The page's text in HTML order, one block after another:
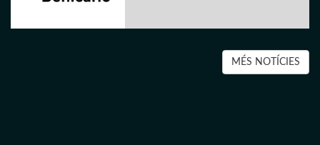
MÉS NOTÍCIES